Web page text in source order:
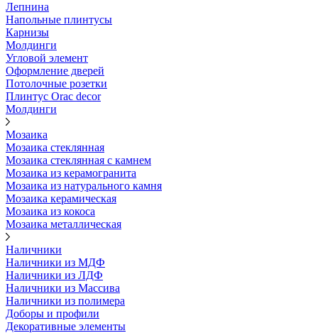
Лепнина
Напольные плинтусы
Карнизы
Молдинги
Угловой элемент
Оформление дверей
Потолочные розетки
Плинтус Orac decor
Молдинги
Мозаика
Мозаика стеклянная
Мозаика стеклянная с камнем
Мозаика из керамогранита
Мозаика из натурального камня
Мозаика керамическая
Мозаика из кокоса
Мозаика металлическая
Наличники
Наличники из МДФ
Наличники из ЛДФ
Наличники из Массива
Наличники из полимера
Доборы и профили
Декоративные элементы